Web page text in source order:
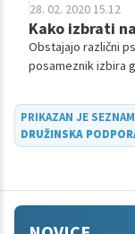
28. 02. 2020 15.12
Kako izbrati
Obstajajo različni
posameznik izbira
strokovnem
PRIKAZAN JE
DRUŽINSKA